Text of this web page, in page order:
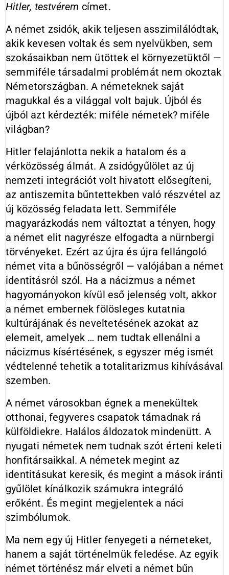
Hitler, testvérem címet.
A német zsidók, akik teljesen asszimilálódtak,
akik kevesen voltak és sem nyelvükben, sem
szokásaikban nem ütöttek el környezetüktől —
semmiféle társadalmi problémát nem okoztak
Németországban. A németeknek saját
magukkal és a világgal volt bajuk. Újból és
újból azt kérdezték: miféle németek? miféle
világban?
Hitler felajánlotta nekik a hatalom és a
vérközösség álmát. A zsidógyűlölet az új
nemzeti integrációt volt hivatott elősegíteni,
az antiszemita bűntettekben való részvétel az
új közösség feladata lett. Semmiféle
magyarázkodás nem változtat a tényen, hogy
a német elit nagyrésze elfogadta a nürnbergi
törvényeket. Ezért az újra és újra fellángoló
német vita a bűnösségről — valójában a német
identitásról szól. Ha a nácizmus a német
hagyományokon kívül eső jelenség volt, akkor
a német embernek fölösleges kutatnia
kultúrájának és neveltetésének azokat az
elemeit, amelyek … nem tudtak ellenálni a
nácizmus kísértésének, s egyszer még ismét
védtelenné tehetik a totalitarizmus kihívásával
szemben.
A német városokban égnek a menekültek
otthonai, fegyveres csapatok támadnak rá
külföldiekre. Halálos áldozatok mindenütt. A
nyugati németek nem tudnak szót érteni keleti
honfitársaikkal. A németek megint az
identitásukat keresik, és megint a mások iránti
gyűlölet kínálkozik számukra integráló
erőként. És megint megjelentek a náci
szimbólumok.
Ma nem egy új Hitler fenyegeti a németeket,
hanem a saját történelmük feledése. Az egyik
német történész már elveti a német bűn